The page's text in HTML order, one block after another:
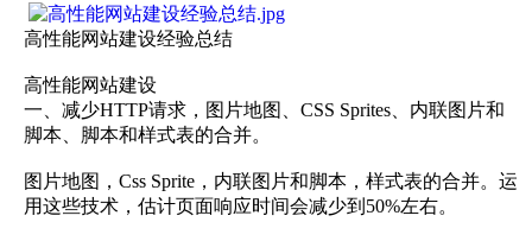
高性能网站建设经验总结
高性能网站建设
一、减少HTTP请求，图片地图、CSS Sprites、内联图片和
脚本、脚本和样式表的合并。
图片地图，Css Sprite，内联图片和脚本，样式表的合并。运
用这些技术，估计页面响应时间会减少到50%左右。